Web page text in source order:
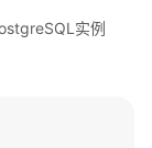
实例